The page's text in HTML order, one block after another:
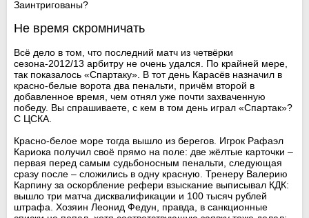
Заинтригованы?
Не время скромничать
Всё дело в том, что последний матч из четвёрки
сезона-2012/13 арбитру не очень удался. По крайней мере,
так показалось «Спартаку». В тот день Карасёв назначил в
красно-белые ворота два пенальти, причём второй в
добавленное время, чем отнял уже почти захваченную
победу. Вы спрашиваете, с кем в том день играл «Спартак»?
С ЦСКА.
Красно-белое море тогда вышло из берегов. Игрок Рафаэл
Кариока получил своё прямо на поле: две жёлтые карточки –
первая перед самым судьбоносным пенальти, следующая
сразу после – сложились в одну красную. Тренеру Валерию
Карпину за оскорбление рефери взыскание выписывал КДК:
вышло три матча дисквалификации и 100 тысяч рублей
штрафа. Хозяин Леонид Федун, правда, в санкционные